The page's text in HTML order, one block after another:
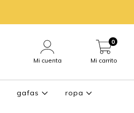
Mi cuenta Mi carrito
0
gafas ropa